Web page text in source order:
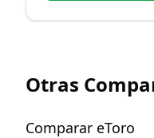
Otras
Comparar eToro